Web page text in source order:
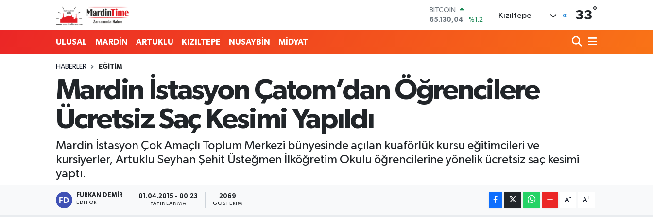
BITCOIN
65.130,04
%1.2
DOLAR
GRAM ALTIN
6648.99
%2.59
Kızıltepe 33°
ULUSAL MARDİN ARTUKLU KIZILTEPE NUSAYBİN MİDYAT
HABERLER EĞİTİM
Mardin İstasyon Çatom’dan Öğrencilere
Ücretsiz Saç Kesimi Yapıldı
Mardin İstasyon Çok Amaçlı Toplum Merkezi bünyesinde açılan kuaförlük kursu eğitimcileri ve
kursiyerler, Artuklu Seyhan Şehit Üsteğmen İlköğretim Okulu öğrencilerine yönelik ücretsiz saç kesimi
yaptı.
FURKAN DEMIR
EDITÖR
01.04.2015 - 00:23
YAYINLANMA
2069
GÖSTERIM
A- A+
Mardin Nöbetçi Eczaneler
Mardin Hava Durumu
Mardin Namaz Vakitleri
Mardin Trafik Yoğunluk Haritası
Tüm Manşetler
Haber Arşivi